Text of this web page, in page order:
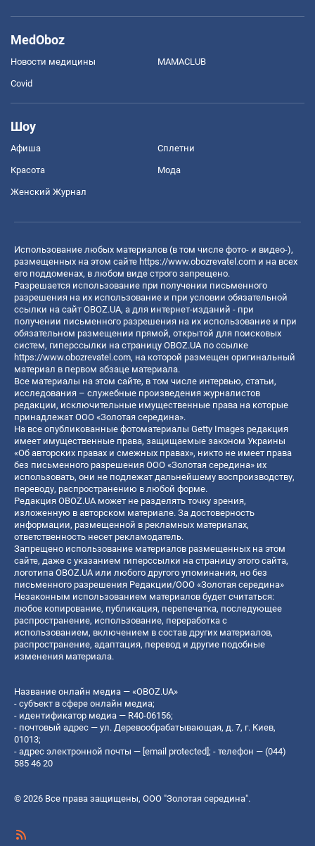
MedOboz
Новости медицины MAMACLUB
Covid
Шоу
Афиша Сплетни
Красота Мода
Женский Журнал
Использование любых материалов (в том числе фото- и видео-),
размещенных на этом сайте https://www.obozrevatel.com и на всех
его поддоменах, в любом виде строго запрещено.
Разрешается использование при получении письменного
разрешения на их использование и при условии обязательной
ссылки на сайт OBOZ.UA, а для интернет-изданий - при
получении письменного разрешения на их использование и при
обязательном размещении прямой, открытой для поисковых
систем, гиперссылки на страницу OBOZ.UA по ссылке
https://www.obozrevatel.com, на которой размещен оригинальный
материал в первом абзаце материала.
Все материалы на этом сайте, в том числе интервью, статьи,
исследования – служебные произведения журналистов
редакции, исключительные имущественные права на которые
принадлежат ООО «Золотая середина».
На все опубликованные фотоматериалы Getty Images редакция
имеет имущественные права, защищаемые законом Украины
«Об авторских правах и смежных правах», никто не имеет права
без письменного разрешения ООО «Золотая середина» их
использовать, они не подлежат дальнейшему воспроизводству,
переводу, распространению в любой форме.
Редакция OBOZ.UA может не разделять точку зрения,
изложенную в авторском материале. За достоверность
информации, размещенной в рекламных материалах,
ответственность несет рекламодатель.
Запрещено использование материалов размещенных на этом
сайте, даже с указанием гиперссылки на страницу этого сайта,
логотипа OBOZ.UA или любого другого упоминания, но без
письменного разрешения Редакции/ООО «Золотая середина»
Незаконным использованием материалов будет считаться:
любое копирование, публикация, перепечатка, последующее
распространение, использование, переработка с
использованием, включением в состав других материалов,
распространение, адаптация, перевод и другие подобные
изменения материала.
Название онлайн медиа — «OBOZ.UA»
- субъект в сфере онлайн медиа;
- идентификатор медиа — R40-06156;
- почтовый адрес — ул. Деревообрабатывающая, д. 7, г. Киев,
01013;
- адрес электронной почты — [email protected] ; - телефон — (044)
585 46 20
© 2026 Все права защищены, ООО "Золотая середина".